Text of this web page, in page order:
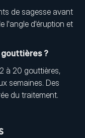
de sagesse avant
l'angle d'éruption et
gouttières ?
à 20 gouttières,
semaines. Des
du traitement.